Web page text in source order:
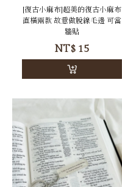
[復古小麻布]超美的復古小麻布
直橫兩款 故意做脫線毛邊 可當
牆貼
NT$ 15